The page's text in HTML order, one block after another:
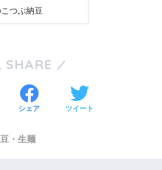
つぶ納豆
SHARE
シェア ツイート
・生麺